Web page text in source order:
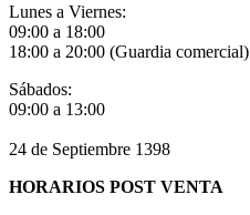
Lunes a Viernes:
09:00 a 18:00
18:00 a 20:00 (Guardia comercial)
Sábados:
09:00 a 13:00
24 de Septiembre 1398
HORARIOS POST VENTA